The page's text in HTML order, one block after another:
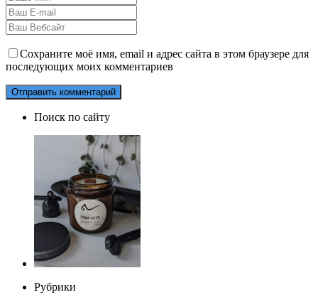
Сохраните моё имя, email и адрес сайта в этом браузере для
последующих моих комментариев
Поиск по сайту
Рубрики